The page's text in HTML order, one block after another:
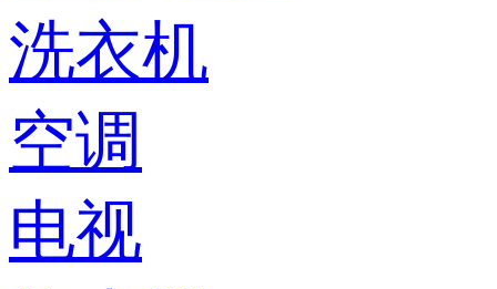
洗衣机
空调
电视